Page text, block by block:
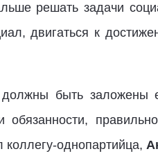
решать задачи
двигаться к
быть заложены
обязанности,
однопартийца,